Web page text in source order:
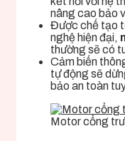
nâng cao bảo
Được chế tạo
nghệ hiện đại,
thường sẽ có
Cảm biến
tự động sẽ
bảo an toàn
Motor cổng